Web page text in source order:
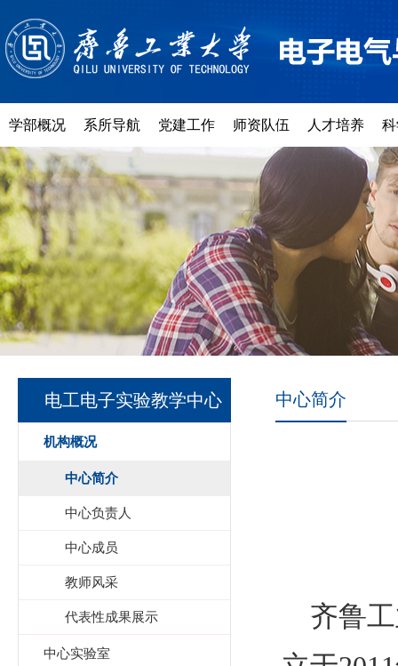
学部概况 系所导航 党建工作 师资队伍 人才培养
电工电子实验教学中心
机构概况
中心简介
中心负责人
中心成员
教师风采
代表性成果展示
中心实验室
中心简介
齐鲁